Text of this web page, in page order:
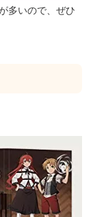
多いので、ぜひ